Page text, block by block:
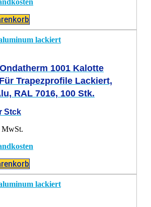
1001 Kalotte
Trapezprofile Lackiert,
RAL 7016, 100 Stk.
Stck
MwSt.